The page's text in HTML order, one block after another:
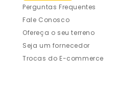
Perguntas Frequentes
Fale Conosco
Ofereça o seu terreno
Seja um fornecedor
Trocas do E-commerce